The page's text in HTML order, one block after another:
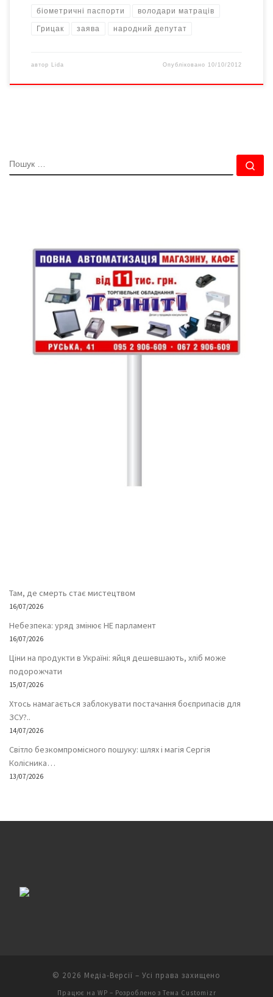
біометричні паспорти володари матраців
Грицак заява народний депутат
автор Lida Опубліковано 10/10/2012
ПОШУК
Там, де смерть стає мистецтвом
16/07/2026
Небезпека: уряд змінює НЕ парламент
16/07/2026
Ціни на продукти в Україні: яйця дешевшають, хліб може
подорожчати
15/07/2026
Хтось намагається заблокувати постачання боєприпасів для
ЗСУ?..
14/07/2026
Світло безкомпромісного пошуку: шлях і магія Сергія
Колісника…
13/07/2026
© 2026 Медіа-Версії – Усі права захищено
Працює на WP – Розроблено з Тема Customizr